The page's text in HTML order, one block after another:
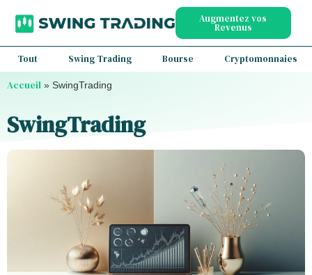
Augmentez vos
Revenus
Tout Swing Trading Bourse Cryptomonnaies
Accueil » SwingTrading
SwingTrading